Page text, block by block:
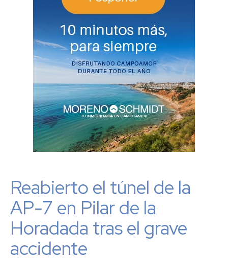
Reabierto el túnel de la
AP-7 en Pilar de la
Horadada tras el grave
accidente